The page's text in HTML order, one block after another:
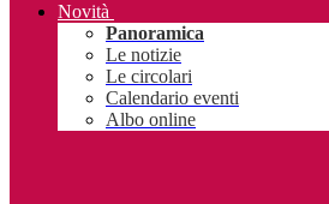
Novità
Panoramica
Le notizie
Le circolari
Calendario eventi
Albo online